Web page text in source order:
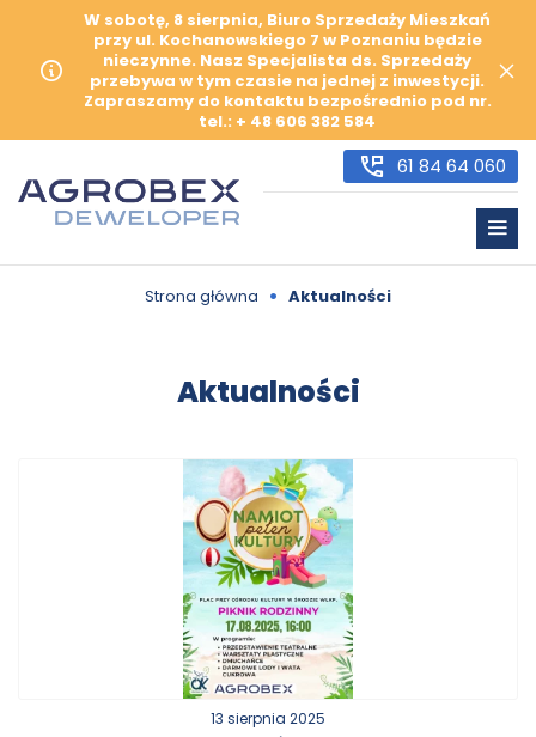
W sobotę, 8 sierpnia, Biuro Sprzedaży Mieszkań
przy ul. Kochanowskiego 7 w Poznaniu będzie
nieczynne. Nasz Specjalista ds. Sprzedaży
przebywa w tym czasie na jednej z inwestycji.
Zapraszamy do kontaktu bezpośrednio pod nr.
tel.: + 48 606 382 584
61 84 64 060
Strona główna • Aktualności
Aktualności
13 sierpnia 2025